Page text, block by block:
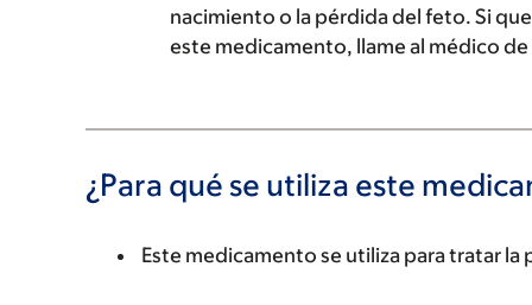
nacimiento o la pérdida del feto. Si
este medicamento, llame al médico
¿Para qué se utiliza este
Este medicamento se utiliza para tratar la